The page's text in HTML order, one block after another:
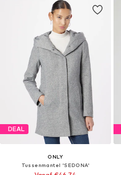
DEAL
ONLY
Tussenmantel 'SEDONA'